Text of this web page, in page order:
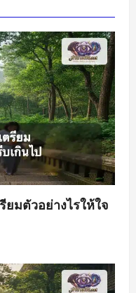
มตัวอย่างไรให้ใจ